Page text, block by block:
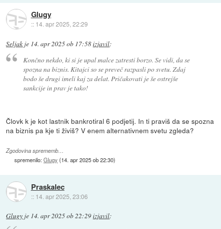
Glugy
:: 14. apr 2025, 22:29
Seljak je 14. apr 2025 ob 17:58izjavil:
Končno nekdo, ki si je upal malce zatresti borzo. Se vidi, da se
spozna na biznis. Kitajci so se preveč razpasli po svetu. Zdaj
bodo še drugi imeli kaj za delat. Pričakovati je še ostrejše
sankcije in prav je tako!
Človk k je kot lastnik bankrotiral 6 podjetij. In ti praviš da se spozna
na biznis pa kje ti živiš? V enem alternativnem svetu zgleda?
Zgodovina sprememb…
spremenilo:Glugy (14. apr 2025 ob 22:30)
Praskalec
:: 14. apr 2025, 23:06
Glugy je 14. apr 2025 ob 22:29izjavil: